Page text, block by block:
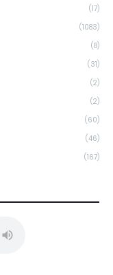
(17)
(1083)
(8)
(31)
(2)
(2)
(60)
(46)
(167)